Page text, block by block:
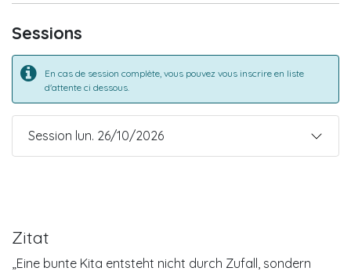
Sessions
En cas de session complète, vous pouvez vous inscrire en liste
d'attente ci dessous.
Session lun. 26/10/2026
Zitat
„Eine bunte Kita entsteht nicht durch Zufall, sondern